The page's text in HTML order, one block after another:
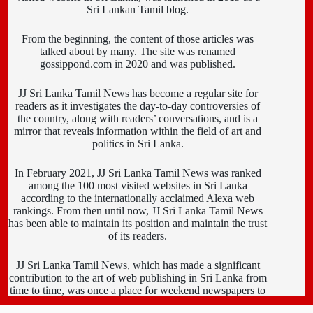
Sri Lankan Tamil blog.
From the beginning, the content of those articles was
talked about by many. The site was renamed
gossippond.com in 2020 and was published.
JJ Sri Lanka Tamil News has become a regular site for
readers as it investigates the day-to-day controversies of
the country, along with readers’ conversations, and is a
mirror that reveals information within the field of art and
politics in Sri Lanka.
In February 2021, JJ Sri Lanka Tamil News was ranked
among the 100 most visited websites in Sri Lanka
according to the internationally acclaimed Alexa web
rankings. From then until now, JJ Sri Lanka Tamil News
has been able to maintain its position and maintain the trust
of its readers.
JJ Sri Lanka Tamil News, which has made a significant
contribution to the art of web publishing in Sri Lanka from
time to time, was once a place for weekend newspapers to
write new feature articles. At another time it was a place